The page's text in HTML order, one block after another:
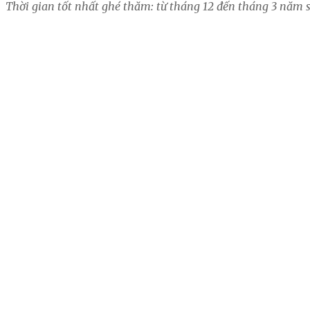
Thời gian tốt nhất ghé thăm: từ tháng 12 đến tháng 3 năm